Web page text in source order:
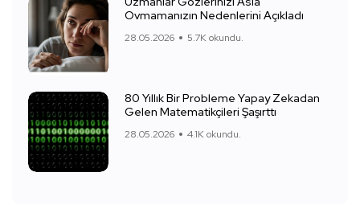
Ovmamanızın Nedenlerini Açıkladı
28.05.2026 5.7K okundu.
80 Yıllık Bir Probleme Yapay Zekadan
Gelen Matematikçileri Şaşırttı
28.05.2026 4.1K okundu.